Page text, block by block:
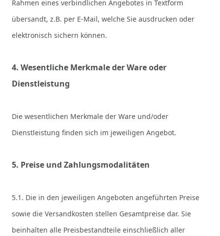
Rahmen eines verbindlichen Angebotes in Textform
übersandt, z.B. per E-Mail, welche Sie ausdrucken oder
elektronisch sichern können.
4. Wesentliche Merkmale der Ware oder
Dienstleistung
Die wesentlichen Merkmale der Ware und/oder
Dienstleistung finden sich im jeweiligen Angebot.
5. Preise und Zahlungsmodalitäten
5.1. Die in den jeweiligen Angeboten angeführten Preise
sowie die Versandkosten stellen Gesamtpreise dar. Sie
beinhalten alle Preisbestandteile einschließlich aller